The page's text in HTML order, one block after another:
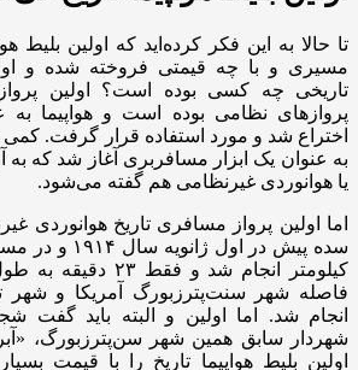
تا حالا به این فکر کرده‌اید که اولین بلیط
مسیری و با چه قیمتی فروخته شده و
تاریخی چه کسی بوده است؟ اولین
پروازهای نظامی بوده است و هواپیما به
اختراع شد و مورد استفاده قرار گرفت. کمی
یا هوانوردی غیرنظامی هم گفته می‌شود.
اما اولین پرواز مسافری تاریخ هوانوردی
کیلومتر انجام شد و
فاصله شهر سنت‌پترزبورگ آمریکا و شهر
انجام شد. اما اولین و البته باید گفت
شهردار سابق همین شهر سن‌پترزبورگ،